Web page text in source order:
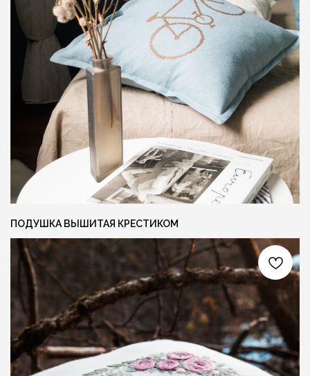
ПОДУШКА ВЫШИТАЯ КРЕСТИКОМ
ЛЁН ЛЮБІЦЬ ЦЯБЕ — ТО ЎЗАЕМНА ЛЁН
ГОТОВЫ ОБСУДИТЬ ЗАКАЗ?
Свяжитесь с нами любым удобным вам
способом, или заполните форму и мы
перезвоним вам для обсуждения деталей
Я даю согласие на обработку персональных
данных и соглашаюсь сполитикой
конфиденциальности
ОСТАВИТЬ ЗАЯВКУ +